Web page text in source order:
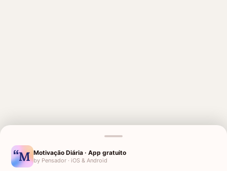
MENSAGENS RELACIONADAS
AMIGO QUE PERDEU O PAI
Motivação Diária · App gratuito
by Pensador · iOS & Android